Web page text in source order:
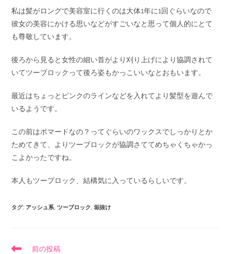
私は髪がロングで美容室に行くのは大体1年に1回ぐらいなので
彼女の美容にかける思いなどがすごいなと思って個人的にとて
も尊敬しています。
後ろから見ると女性の細い首がより刈り上げにより協調されて
いてツーブロックって後ろ姿もかっこいいなとおもいます。
最近はちょっとピンクのラインなどを入れてより髪型を遊んで
いるようです。
この前はポマードなの？ってぐらいのワックスでしっかりとか
ためてきて、よりツーブロックが協調さててめちゃくちゃかっ
こよかったですね。
本人もツーブロック、結構気に入っているらしいです。
タグ: アッシュ系, ツーブロック, 垢抜け
前の投稿